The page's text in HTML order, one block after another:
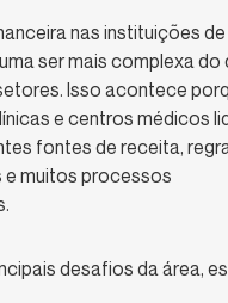
nas instituições de
ser mais complexa do
Isso acontece
e centros médicos
fontes de receita,
muitos processos
desafios da área,